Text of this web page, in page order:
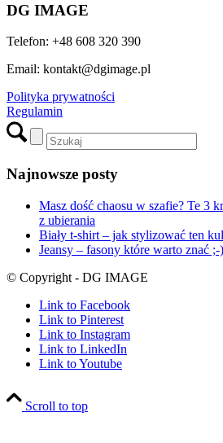
DG IMAGE
Telefon: +48 608 320 390
Email: kontakt@dgimage.pl
Polityka prywatności
Regulamin
Najnowsze posty
Masz dość chaosu w szafie? Te 3
z ubierania
Biały t-shirt – jak stylizować ten
Jeansy – fasony które warto znać ;-)
© Copyright - DG IMAGE
Link to Facebook
Link to Pinterest
Link to Instagram
Link to LinkedIn
Link to Youtube
Scroll to top